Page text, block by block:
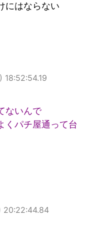
にはならない
18:52:54.19
ないんで
くパチ屋通って台
20:22:44.84